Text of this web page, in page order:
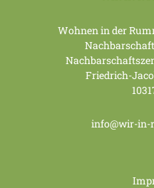
Wohnen in der
Friedrich-
info@wir-in-